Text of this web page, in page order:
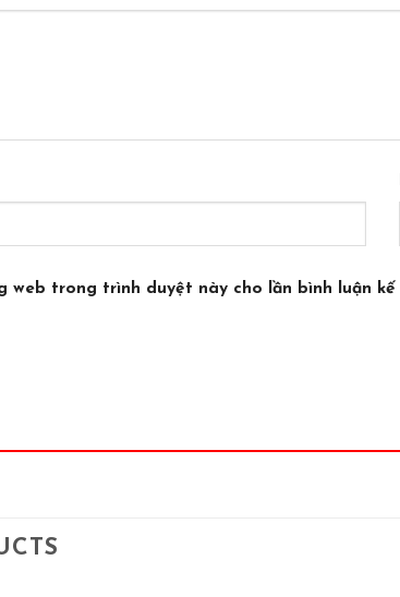
web trong trình duyệt này cho lần bình luận